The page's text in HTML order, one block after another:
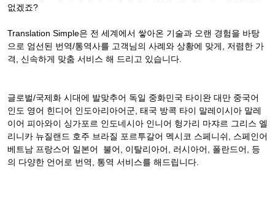
없겠죠?
Translation Simple은 전 세계에서 쌓아온 기술과 오랜 경험을 바탕
으로 엄선된 번역/통역사를 고객님의 사례와 상황에 맞게, 저렴한 가
격, 신속하게 맞춤 서비스 해 드리고 있습니다.
글로벌/국제화 시대에 발맞추어 독일 중화민국 타이완 대만 중국어
인도 영어 힌디어 인도아리아어군, 태국 방콕 타이 말레이시아 말레
이어 피아와이 싱가포르 인도네시아 인니어 헝가리 마쟈르 그리스 엘
리니카 뉴질랜드 호주 브라질 포르투갈어 멕시코 스페니쉬, 스페인어
베트남 프랑스어 일본어 불어, 이탈리아어, 러시아어, 폴란드어, 등
의 다양한 언어로 번역, 통역 서비스를 해드립니다.